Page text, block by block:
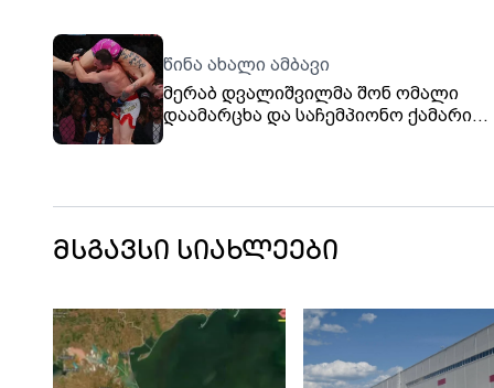
წინა ახალი ამბავი
მერაბ დვალიშვილმა შონ ომალი
დაამარცხა და საჩემპიონო ქამარი
მსგავსი სიახლეები